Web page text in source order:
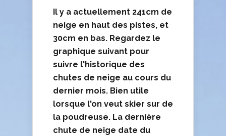
Il y a actuellement 241cm de
neige en haut des pistes, et
30cm en bas. Regardez le
graphique suivant pour
suivre l'historique des
chutes de neige au cours du
dernier mois. Bien utile
lorsque l'on veut skier sur de
la poudreuse. La dernière
chute de neige date du